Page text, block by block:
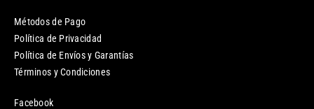
Métodos de Pago
Política de Privacidad
Política de Envíos y Garantías
Términos y Condiciones
Facebook